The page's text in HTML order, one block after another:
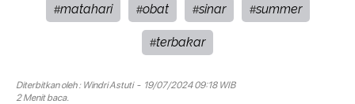
#matahari #obat #sinar #summer
#terbakar
Diterbitkan oleh : Windri Astuti- 19/07/2024 09:18 WIB
2 Menit baca.